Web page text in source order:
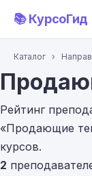
📚 КурсоГид
Каталог ›
Рейтинг
«Продающие
курсов.
2